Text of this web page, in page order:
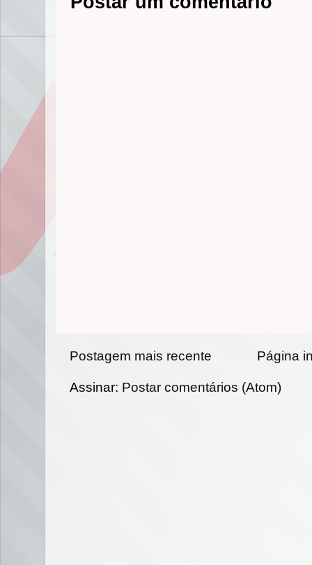
Postagem mais recente Página
Assinar: Postar comentários (Atom)